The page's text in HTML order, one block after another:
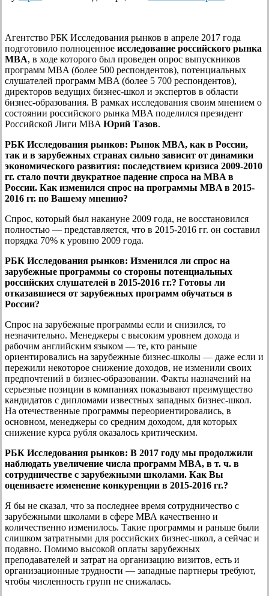
Агентство РБК Исследования рынков в апреле 2017 года
подготовило полноценное исследование российского рынка
MBA, в ходе которого был проведен опрос выпускников
программ MBA (более 500 респондентов), потенциальных
слушателей программ MBA (более 5 700 респондентов),
директоров ведущих бизнес-школ и экспертов в области
бизнес-образования. В рамках исследования своим мнением о
состоянии российского рынка MBA поделился президент
Российской Лиги MBA Юрий Тазов.
РБК Исследования рынков: Рынок MBA, как в России,
так и в зарубежных странах сильно зависит от динамики
экономического развития: последствием кризиса 2009-2010
гг. стало почти двукратное падение спроса на MBA в
России. Как изменился спрос на программы MBA в 2015-
2016 гг. по Вашему мнению?
Спрос, который был накануне 2009 года, не восстановился
полностью — представляется, что в 2015-2016 гг. он составил
порядка 70% к уровню 2009 года.
РБК Исследования рынков: Изменился ли спрос на
зарубежные программы со стороны потенциальных
российских слушателей в 2015-2016 гг.? Готовы ли
отказавшиеся от зарубежных программ обучаться в
России?
Спрос на зарубежные программы если и снизился, то
незначительно. Менеджеры с высоким уровнем дохода и
рабочим английским языком — те, кто раньше
ориентировались на зарубежные бизнес-школы — даже если и
пережили некоторое снижение доходов, не изменили своих
предпочтений в бизнес-образовании. Факты назначений на
серьезные позиции в компаниях показывают преимущество
кандидатов с дипломами известных западных бизнес-школ.
На отечественные программы переориентировались, в
основном, менеджеры со средним доходом, для которых
снижение курса рубля оказалось критическим.
РБК Исследования рынков: В 2017 году мы продолжили
наблюдать увеличение числа программ MBA, в т. ч. в
сотрудничестве с зарубежными школами. Как Вы
оцениваете изменение конкуренции в 2015-2016 гг.?
Я бы не сказал, что за последнее время сотрудничество с
зарубежными школами в сфере МВА качественно и
количественно изменилось. Такие программы и раньше были
слишком затратными для российских бизнес-школ, а сейчас и
подавно. Помимо высокой оплаты зарубежных
преподавателей и затрат на организацию визитов, есть и
организационные трудности — западные партнеры требуют,
чтобы численность групп не снижалась.